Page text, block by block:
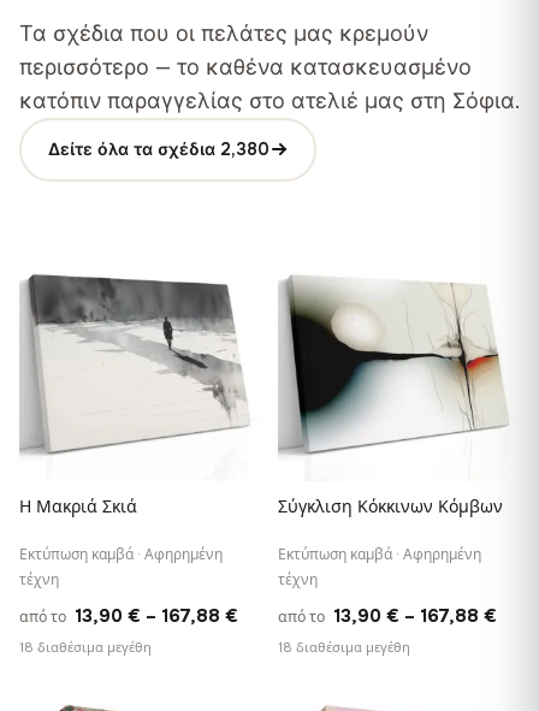
Τα σχέδια που οι πελάτες μας κρεμούν
περισσότερο — το καθένα κατασκευασμένο
κατόπιν παραγγελίας στο ατελιέ μας στη Σόφια.
Δείτε όλα τα σχέδια 2,380
♡
Η Μακριά Σκιά
Εκτύπωση καμβά · Αφηρημένη
τέχνη
από το 13,90 € – 167,88 € Price
range:
18 διαθέσιμα μεγέθη
♡
Σύγκλιση Κόκκινων Κόμβων
Εκτύπωση καμβά · Αφηρημένη
τέχνη
από το 13,90 € – 167,88 €
18 διαθέσιμα μεγέθη